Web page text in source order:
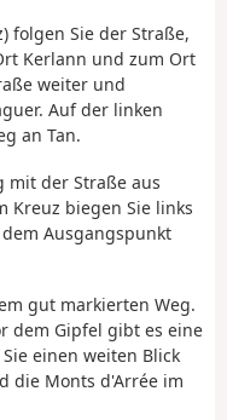
folgen Sie der Straße,
Kerlann und zum Ort
weiter und
Auf der linken
an Tan.
mit der Straße aus
Kreuz biegen Sie links
Ausgangspunkt
gut markierten Weg.
dem Gipfel gibt es eine
einen weiten Blick
die Monts d'Arrée im